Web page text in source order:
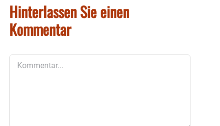
Hinterlassen Sie einen
Kommentar